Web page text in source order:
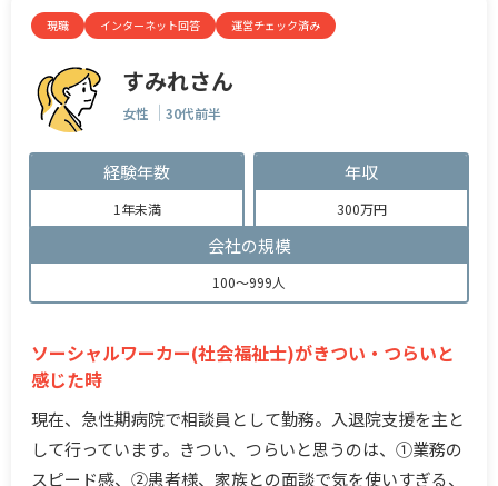
現職 インターネット回答 運営チェック済み
すみれさん
女性 30代前半
経験年数
1年未満
年収
300万円
会社の規模
100～999人
ソーシャルワーカー(社会福祉士)がきつい・つらいと
感じた時
現在、急性期病院で相談員として勤務。入退院支援を主と
して行っています。きつい、つらいと思うのは、①業務の
スピード感、②患者様、家族との面談で気を使いすぎる、